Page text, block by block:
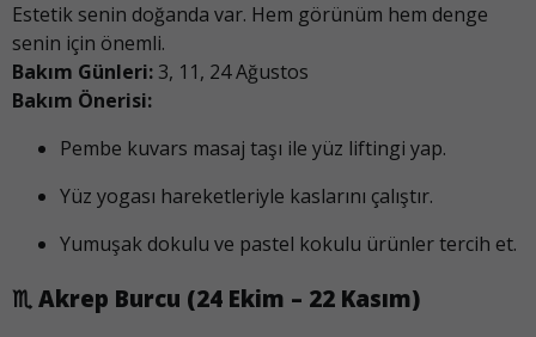
Estetik senin doğanda var. Hem görünüm hem denge
senin için önemli.
Bakım Günleri: 3, 11, 24 Ağustos
Bakım Önerisi:
Pembe kuvars masaj taşı ile yüz liftingi yap.
Yüz yogası hareketleriyle kaslarını çalıştır.
Yumuşak dokulu ve pastel kokulu ürünler tercih et.
♏ Akrep Burcu (24 Ekim – 22 Kasım)